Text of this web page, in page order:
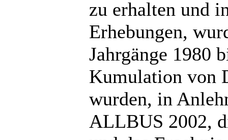
zu erhalten und
Erhebungen,
Jahrgänge 1980
Kumulation von
wurden, in
ALLBUS 2002,